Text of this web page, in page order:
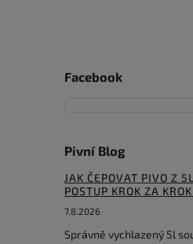
Facebook
Pivní Blog
JAK ČEPOVAT PIVO Z
POSTUP KROK ZA
7.8.2026
Správně vychlazený 5l